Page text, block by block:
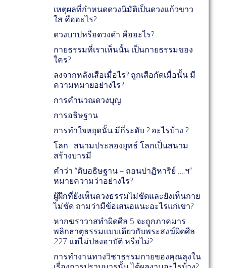
เหตุผลที่กำหนดดวงนิมัติเป็นดวงแก้วขาว
ใส คืออะไร?
ดวงบาปหรือดวงดำ คืออะไร?
กายธรรมที่เราเห็นนั้น เป็นกายธรรมของ
ใคร?
ลงจากหลังเสือเมื่อไร? ถูกเสือกัดเมื่อนั้น มี
ความหมายอย่างไร?
การคำนวณดวงบุญ
การอธิษฐาน
การทำใจหยุดนั้น มีกี่ระดับ ? อะไรบ้าง ?
โลก…สนามประลองยุทธ์ โลกเป็นสนาม
สร้างบารมี
คำว่า “ดับอธิษฐาน – ถอนปาฏิหาริย์ ….ฯ”
หมายความว่าอย่างไร?
ผู้ฝึกที่ยังเห็นดวงธรรมไม่ชัดและยังเห็นกาย
ไม่ชัด ถามว่ามีข้อเสนอแนะอะไรแก่เขา?
หากฆราวาสทำผิดศีล 5 จะถูกภาคมาร
พลิกธาตุธรรมแบบเดียวกับพระสงฆ์ผิดศีล
227 แต่ไม่ปลงอาบัติ หรือไม่?
การทำงานทางวิชาธรรมกายของคุณลุงใน